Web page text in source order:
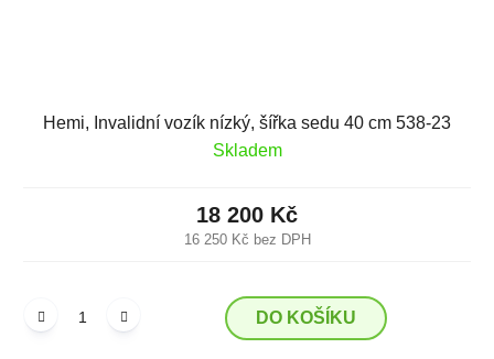
Hemi, Invalidní vozík nízký, šířka sedu 40 cm 538-23
Skladem
16 250 Kč bez DPH
18 200 Kč
DO KOŠÍKU